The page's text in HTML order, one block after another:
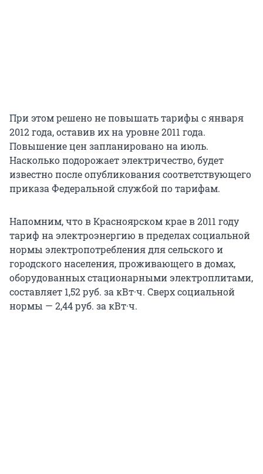
При этом решено не повышать тарифы с января
2012 года, оставив их на уровне 2011 года.
Повышение цен запланировано на июль.
Насколько подорожает электричество, будет
известно после опубликования соответствующего
приказа Федеральной службой по тарифам.
Напомним, что в Красноярском крае в 2011 году
тариф на электроэнергию в пределах социальной
нормы электропотребления для сельского и
городского населения, проживающего в домах,
оборудованных стационарными электроплитами,
составляет 1,52 руб. за кВт·ч. Сверх социальной
нормы — 2,44 руб. за кВт·ч.